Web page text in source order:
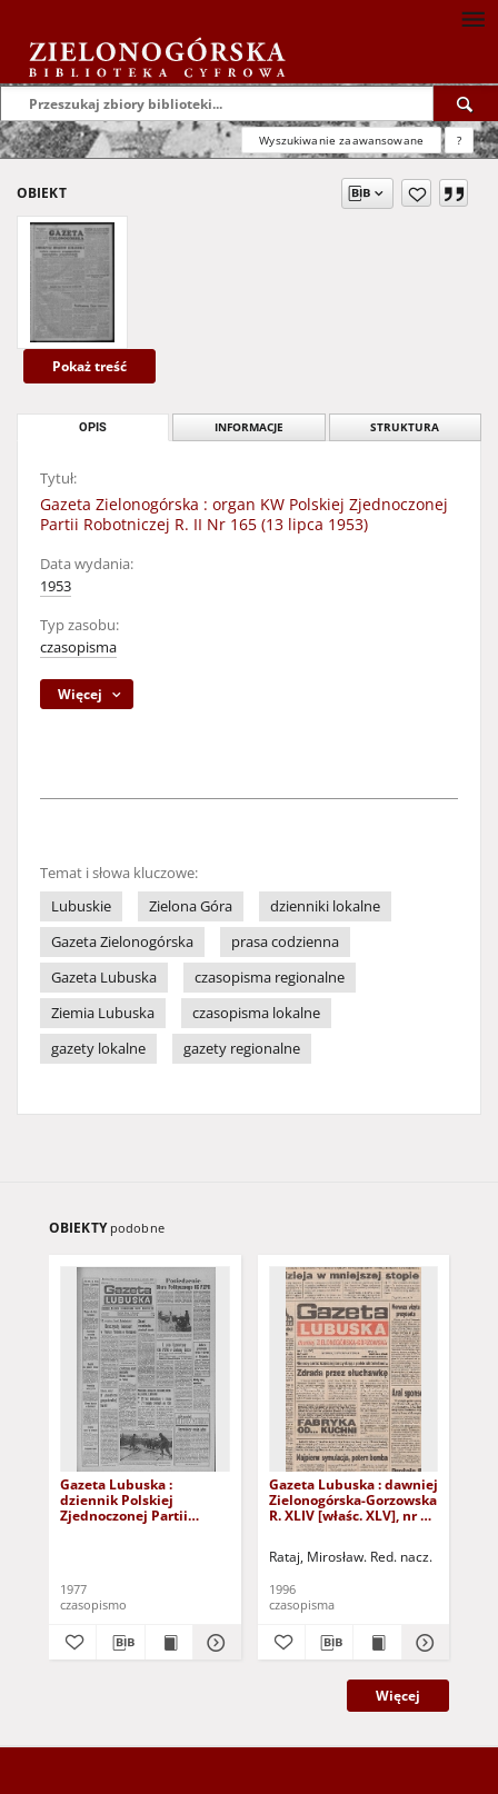
Wyszukiwanie zaawansowane ?
OBIEKT
Pokaż treść
OPIS INFORMACJE STRUKTURA
Tytuł:
Gazeta Zielonogórska : organ KW Polskiej Zjednoczonej
Partii Robotniczej R. II Nr 165 (13 lipca 1953)
Data wydania:
1953
Typ zasobu:
czasopisma
Więcej
Temat i słowa kluczowe:
Lubuskie
Zielona Góra
dzienniki lokalne
Gazeta Zielonogórska
prasa codzienna
Gazeta Lubuska
czasopisma regionalne
Ziemia Lubuska
czasopisma lokalne
gazety lokalne
gazety regionalne
OBIEKTY podobne
Gazeta Lubuska :
dziennik Polskiej
Zjednoczonej Partii
1977
czasopismo
Gazeta Lubuska : dawniej
Zielonogórska-Gorzowska
R. XLIV [właśc. XLV], nr 52
Rataj, Mirosław. Red. nacz.
1996
czasopisma
Więcej